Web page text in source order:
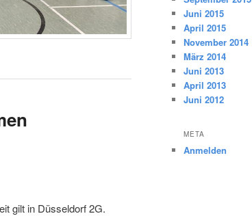
gilt in Düsseldorf 2G.
Juni 2015
April 2015
November 2014
März 2014
Juni 2013
April 2013
Juni 2012
META
Anmelden